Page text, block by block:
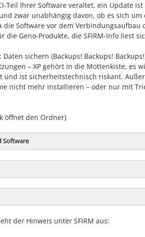
Teil Ihrer Software veraltet, ein Update
zwar unabhängig davon, ob es sich
die Software vor dem Verbindungsaufbau
die Geno-Produkte, die SFIRM-Info liest
Daten sichern (Backups! Backups!
– XP gehört in die Mottenkiste, es
und ist sicherheitstechnisch riskant.
nicht mehr installieren – oder nur mit
öffnet den Ordner)
Software
der Hinweis unter SFIRM aus: